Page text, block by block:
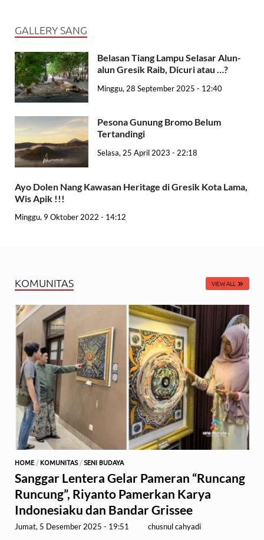
GALLERY SANG
Belasan Tiang Lampu Selasar Alun-
alun Gresik Raib, Dicuri atau …?
Minggu, 28 September 2025 - 12:40
Pesona Gunung Bromo Belum
Tertandingi
Selasa, 25 April 2023 - 22:18
Ayo Dolen Nang Kawasan Heritage di Gresik Kota Lama,
Wis Apik !!!
Minggu, 9 Oktober 2022 - 14:12
KOMUNITAS VIEW ALL
HOME / KOMUNITAS/ SENI BUDAYA
Sanggar Lentera Gelar Pameran “Runcang
Runcung”, Riyanto Pamerkan Karya
Indonesiaku dan Bandar Grissee
Jumat, 5 Desember 2025 - 19:51 chusnul cahyadi